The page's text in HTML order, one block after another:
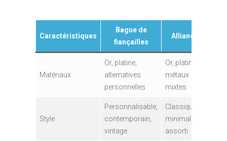
Caractéristiques
Bague de
fiançailles
Alliance
Matériaux
Or, platine,
alternatives
personnelles
Or, platine,
métaux
mixtes
Style
Personnalisable,
contemporain,
vintage
Classique,
minimaliste,
assorti